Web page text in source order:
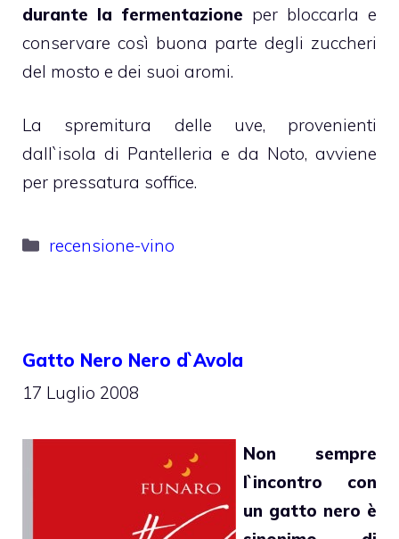
durante la fermentazione per bloccarla e
conservare così buona parte degli zuccheri
del mosto e dei suoi aromi.
La spremitura delle uve, provenienti
dall`isola di Pantelleria e da Noto, avviene
per pressatura soffice.
Categorie
recensione-vino
Gatto Nero Nero d`Avola
17 Luglio 2008
Non sempre
l`incontro con
un gatto nero è